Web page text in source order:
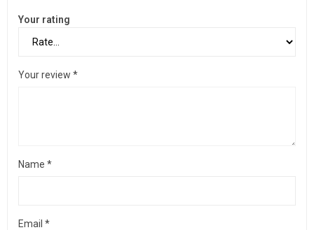
Your rating
Your review *
Name *
Email *